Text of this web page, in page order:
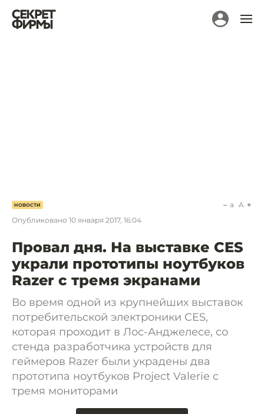
НОВОСТИ
Опубликовано 10 января 2017, 16:04
a A
Провал дня. На выставке CES
украли прототипы ноутбуков
Razer с тремя экранами
Во время одной из крупнейших выставок
потребительской электроники CES,
которая проходит в Лос-Анджелесе, со
стенда разработчика устройств для
геймеров Razer были украдены два
прототипа ноутбуков Project Valerie с
тремя мониторами